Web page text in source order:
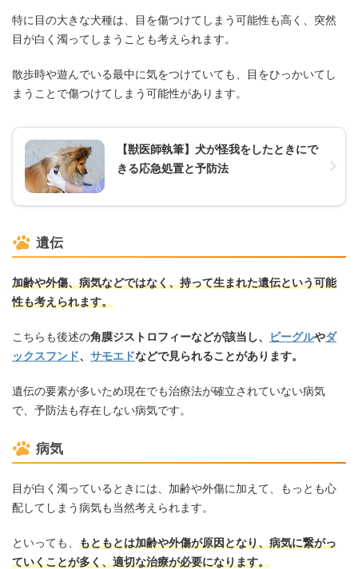
特に目の大きな犬種は、目を傷つけてしまう可能性も高く、突然
目が白く濁ってしまうことも考えられます。
散歩時や遊んでいる最中に気をつけていても、目をひっかいてし
まうことで傷つけてしまう可能性があります。
【獣医師執筆】犬が怪我をしたときにで
きる応急処置と予防法
遺伝
加齢や外傷、病気などではなく、持って生まれた遺伝という可能
性も考えられます。
こちらも後述の角膜ジストロフィーなどが該当し、 ビーグルやダ
ックスフンド、 サモエドなどで見られることがあります。
遺伝の要素が多いため現在でも治療法が確立されていない病気
で、予防法も存在しない病気です。
病気
目が白く濁っているときには、加齢や外傷に加えて、もっとも心
配してしまう病気も当然考えられます。
といっても、 もともとは加齢や外傷が原因となり、病気に繋がっ
ていくことが多く、適切な治療が必要になります。